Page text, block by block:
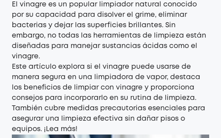
El vinagre es un popular limpiador natural conocido
por su capacidad para disolver el grime, eliminar
bacterias y dejar las superficies brillantes. Sin
embargo, no todas las herramientas de limpieza están
diseñadas para manejar sustancias ácidas como el
vinagre.
Este artículo explora si el vinagre puede usarse de
manera segura en una limpiadora de vapor, destaca
los beneficios de limpiar con vinagre y proporciona
consejos para incorporarlo en su rutina de limpieza.
También cubre medidas precautorias esenciales para
asegurar una limpieza efectiva sin dañar pisos o
equipos. ¡Lea más!